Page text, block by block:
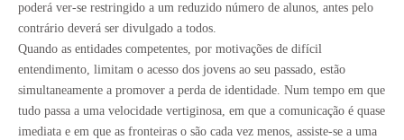
poderá ver-se restringido a um reduzido número de alunos, antes pelo
contrário deverá ser divulgado a todos.
Quando as entidades competentes, por motivações de difícil
entendimento, limitam o acesso dos jovens ao seu passado, estão
simultaneamente a promover a perda de identidade. Num tempo em que
tudo passa a uma velocidade vertiginosa, em que a comunicação é quase
imediata e em que as fronteiras o são cada vez menos, assiste-se a uma